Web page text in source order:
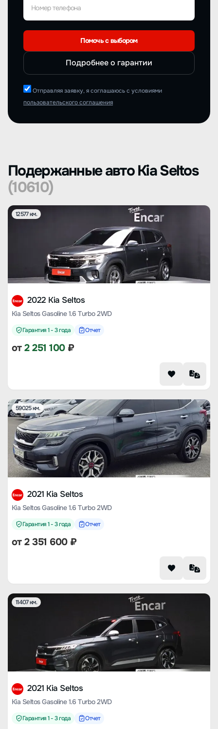
Номер телефона
Помочь с выбором
Подробнее о гарантии
Отправляя заявку, я соглашаюсь с условиями
пользовательского соглашения
Подержанные авто Kia Seltos
(10610)
12577 км.
2022 Kia Seltos
Kia Seltos Gasoline 1.6 Turbo 2WD
Гарантия 1 - 3 года Отчет
от2 251 100₽
59025 км.
2021 Kia Seltos
Kia Seltos Gasoline 1.6 Turbo 2WD
Гарантия 1 - 3 года Отчет
от2 351 600₽
11407 км.
2021 Kia Seltos
Kia Seltos Gasoline 1.6 Turbo 2WD
Гарантия 1 - 3 года Отчет